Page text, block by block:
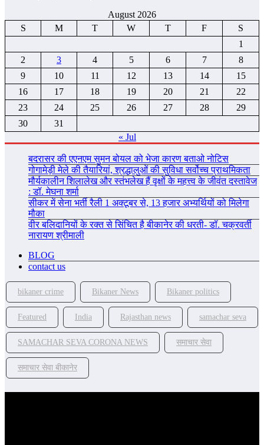
August 2026
S
M T W T F
S
1
2
3 4 5 6 7
8
9
10 11 12 13 14
15
16
17 18 19 20 21
22
23
24 25 26 27 28
29
30
31
« Jul
बदरासर की एएनएम सुमन बोयल को भेजा कारण बताओ नोटिस
गोगामेड़ी मेले की तैयारियां, श्रद्धालुओं की सुविधा सर्वोच्च प्राथमिकता
मौर्यकालीन शिलालेख और स्तंभलेख हैं वृक्षों के महत्त्व के जीवंत दस्तावेज
: डॉ. मेघना शर्मा
सीकर में सेना भर्ती रैली 1 अक्टूबर से, 13 हजार अभ्यर्थियों को मिलेगा
मौका
वीर बलिदानियों के रक्त से सिंचित है बीकानेर की धरती- डॉ. चक्रवर्ती
नारायण श्रीमाली
BLOG
contact us
bikaner crime Bikaner News Bikaner politics
Featured India Rajasthan news samachar seva
SAMACHAR SEVA CORONA NEWS समाचार सेवा
समाचार सेवा बीकानेर